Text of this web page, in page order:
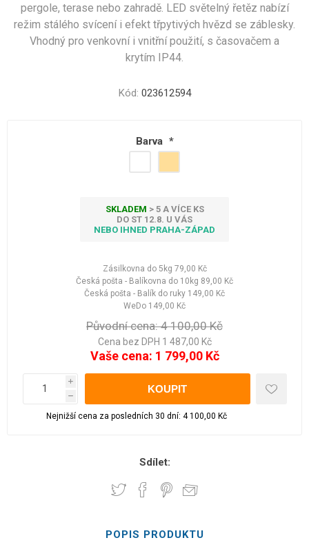
pergole, terase nebo zahradě. LED světelný řetěz nabízí
režim stálého svícení i efekt třpytivých hvězd se záblesky.
Vhodný pro venkovní i vnitřní použití, s časovačem a
krytím IP44.
Kód: 023612594
Barva *
SKLADEM > 5 A VÍCE KS
DO ST 12.8. U VÁS
NEBO IHNED PRAHA-ZÁPAD
Zásilkovna do 5kg 79,00 Kč
Česká pošta - Balíkovna do 10kg 89,00 Kč
Česká pošta - Balík do ruky 149,00 Kč
WeDo 149,00 Kč
Původní cena: 4 100,00 Kč
Cena bez DPH 1 487,00 Kč
Vaše cena: 1 799,00 Kč
i
h
Nejnižší cena za posledních 30 dní: 4 100,00 Kč
Sdílet:
POPIS PRODUKTU